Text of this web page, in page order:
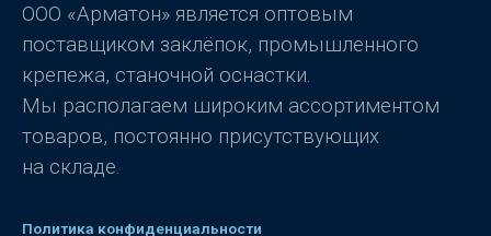
ООО «Арматон» является оптовым
поставщиком заклёпок, промышленного
крепежа, станочной оснастки.
Мы располагаем широким ассортиментом
товаров, постоянно присутствующих
на складе.
Политика конфиденциальности